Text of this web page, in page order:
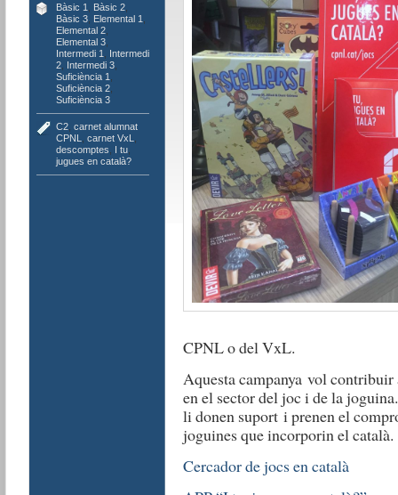
Bàsic 1 Bàsic 2,
Bàsic 3, Elemental 1
Elemental 2,
Elemental 3,
Intermedi 1
Intermedi
2, Intermedi 3,
Suficiència 1
Suficiència 2,
Suficiència 3
C2, carnet alumnat
CPNL
carnet VxL
descomptes
I tu,
jugues en català?
CPNL o del VxL.
Aquesta campanya vol contribuir
en el sector del joc i de la
li donen suport i prenen el
joguines que incorporin el català.
Cercador de jocs en català